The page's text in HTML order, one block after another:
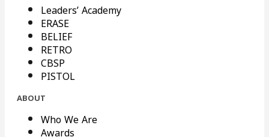
Leaders’ Academy
ERASE
BELIEF
RETRO
CBSP
PISTOL
ABOUT
Who We Are
Awards